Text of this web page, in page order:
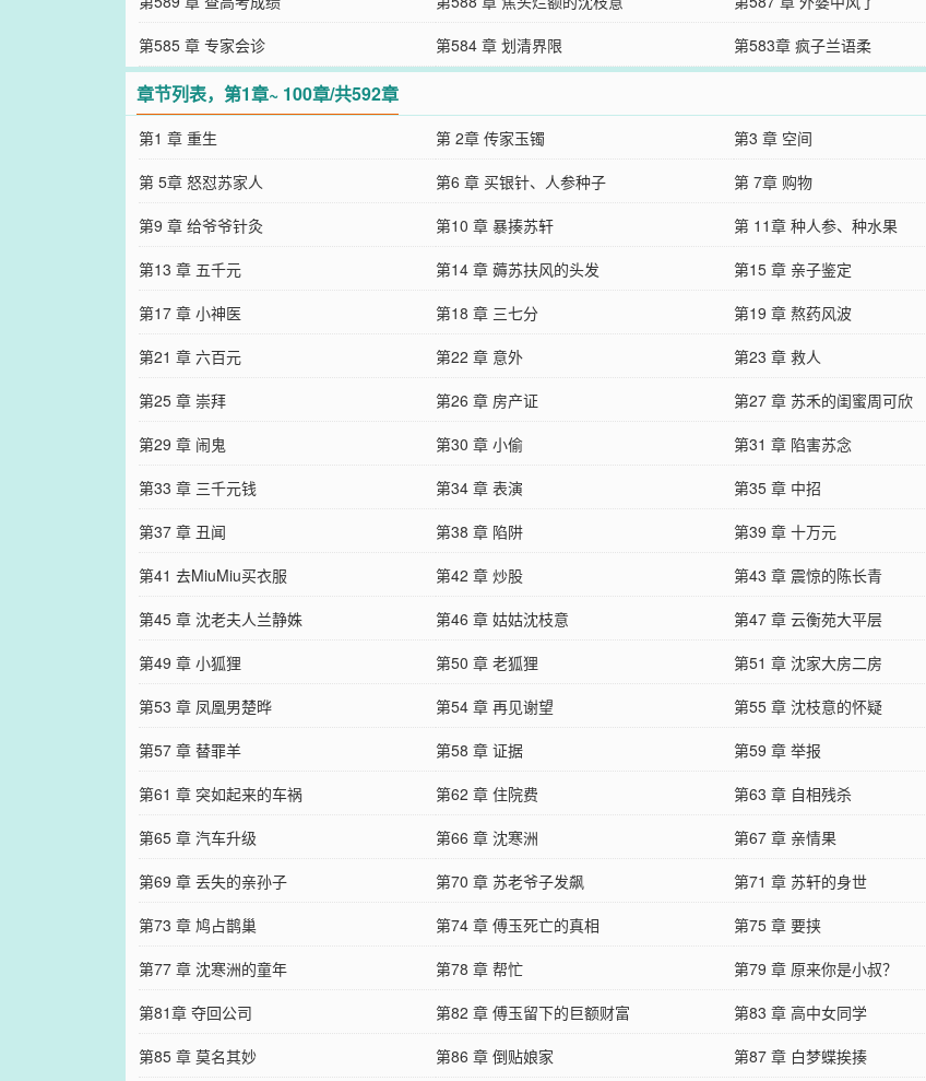
第585 章 专家会诊
第584 章 划清界限 第583章 疯子兰语柔
章节列表，第1章~ 100章/共592章
第1 章 重生 第 2章 传家玉镯 第3 章 空间
第 5章 怒怼苏家人
第6 章 买银针、人参种子 第 7章 购物
第9 章 给爷爷针灸
第10 章 暴揍苏轩 第 11章 种人参、种水果
第13 章 五千元
第14 章 薅苏扶风的头发 第15 章 亲子鉴定
第17 章 小神医
第18 章 三七分 第19 章 熬药风波
第21 章 六百元
第22 章 意外 第23 章 救人
第25 章 崇拜
第26 章 房产证 第27 章 苏禾的闺蜜周可欣
第29 章 闹鬼
第30 章 小偷 第31 章 陷害苏念
第33 章 三千元钱
第34 章 表演 第35 章 中招
第37 章 丑闻
第38 章 陷阱 第39 章 十万元
第41 去MiuMiu买衣服
第42 章 炒股 第43 章 震惊的陈长青
第45 章 沈老夫人兰静姝
第46 章 姑姑沈枝意 第47 章 云衡苑大平层
第49 章 小狐狸
第50 章 老狐狸 第51 章 沈家大房二房
第53 章 凤凰男楚晔
第54 章 再见谢望 第55 章 沈枝意的怀疑
第57 章 替罪羊
第58 章 证据 第59 章 举报
第61 章 突如起来的车祸
第62 章 住院费 第63 章 自相残杀
第65 章 汽车升级
第66 章 沈寒洲 第67 章 亲情果
第69 章 丢失的亲孙子
第70 章 苏老爷子发飙 第71 章 苏轩的身世
第73 章 鸠占鹊巢
第74 章 傅玉死亡的真相 第75 章 要挟
第77 章 沈寒洲的童年
第78 章 帮忙 第79 章 原来你是小叔？
第81章 夺回公司
第82 章 傅玉留下的巨额财富 第83 章 高中女同学
第85 章 莫名其妙
第86 章 倒贴娘家 第87 章 白梦蝶挨揍